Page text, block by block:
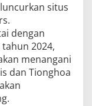
situs
dengan
2024,
menangani
dan Tionghoa